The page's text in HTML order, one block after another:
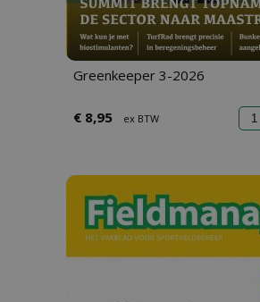
Greenkeeper 3-2026
€ 8,95 ex BTW